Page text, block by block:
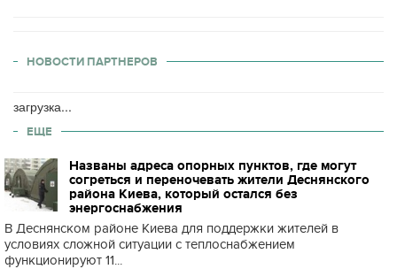
НОВОСТИ ПАРТНЕРОВ
загрузка...
ЕЩЕ
Названы адреса опорных пунктов, где могут
согреться и переночевать жители Деснянского
района Киева, который остался без
энергоснабжения
В Деснянском районе Киева для поддержки жителей в
условиях сложной ситуации с теплоснабжением
функционируют 11...